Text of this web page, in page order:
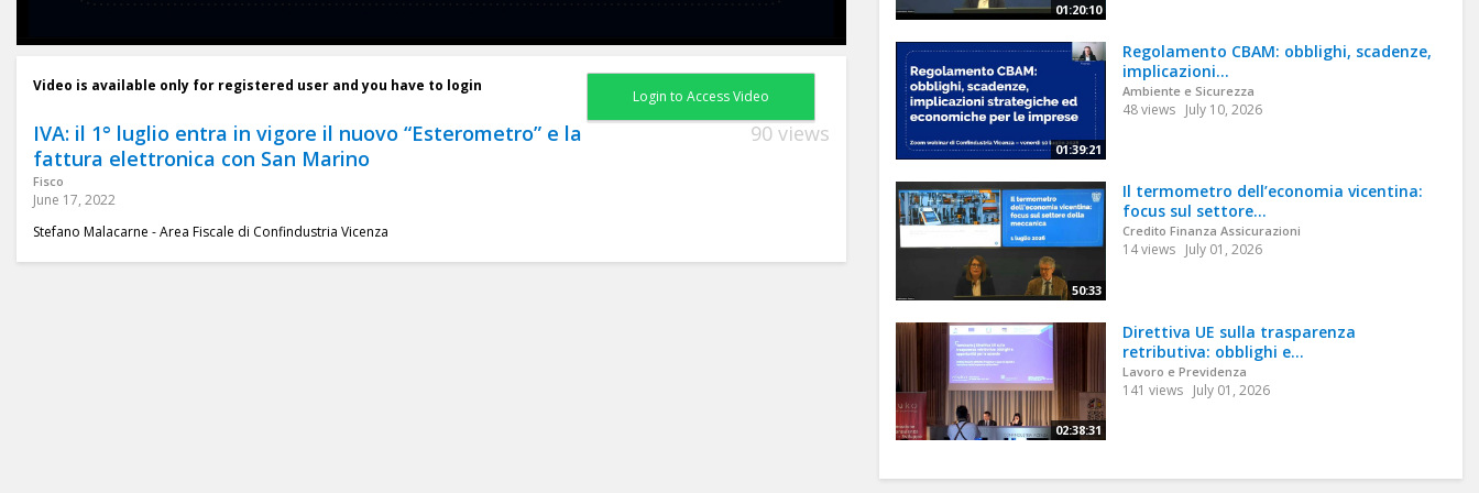
Video is available only for registered user and you have to login
Login to Access Video
IVA: il 1° luglio entra in vigore il nuovo “Esterometro” e la
fattura elettronica con San Marino
Fisco
90 views
June 17, 2022
Stefano Malacarne - Area Fiscale di Confindustria Vicenza
01:20:10
01:39:21
Regolamento CBAM: obblighi, scadenze,
implicazioni...
Ambiente e Sicurezza
48 views July 10, 2026
50:33
Il termometro dell’economia vicentina:
focus sul settore...
Credito Finanza Assicurazioni
14 views July 01, 2026
02:38:31
Direttiva UE sulla trasparenza
retributiva: obblighi e...
Lavoro e Previdenza
141 views July 01, 2026